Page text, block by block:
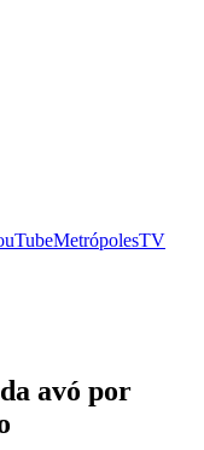
MetrópolesTV
avó por